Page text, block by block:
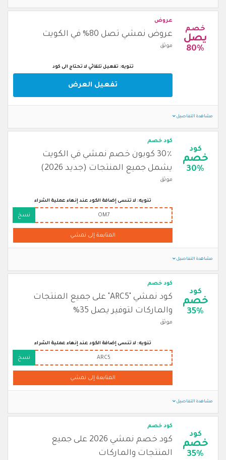
خصم
يصل
80%
عروض
عروض نمشي تصل 80% في الكويت
موثق
تنويه: تفعيل تلقائي لا تحتاج الى كود
تفعيل العرض
مشاهدة التفاصيل
كود
خصم
30%
كود خصم
30٪ كوبون خصم نمشي في الكويت
يشمل جميع المنتجات (جديد 2026)
موثق
تنويه: لا تنسى إضافة الكود عند إنهاء عملية الشراء
OM7 نسخ
المتابعة إلى نمشي
مشاهدة التفاصيل
كود
خصم
35%
كود خصم
كود نمشي "ARC5" على جميع المنتجات
والماركات لتوفير يصل 35%
موثق
تنويه: لا تنسى إضافة الكود عند إنهاء عملية الشراء
ARC5 نسخ
المتابعة إلى نمشي
مشاهدة التفاصيل
كود
خصم
35%
كود خصم
كود خصم نمشي 2026 على جميع
المنتجات والماركات